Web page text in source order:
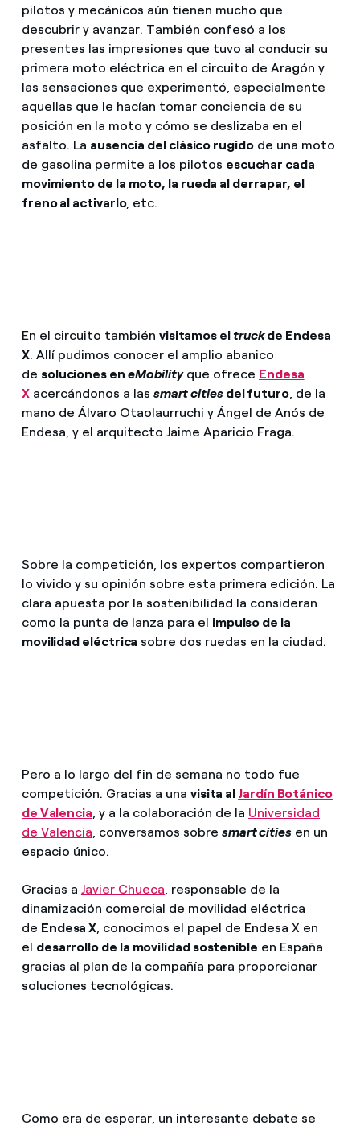
pilotos y mecánicos aún tienen mucho que
descubrir y avanzar. También confesó a los
presentes las impresiones que tuvo al conducir su
primera moto eléctrica en el circuito de Aragón y
las sensaciones que experimentó, especialmente
aquellas que le hacían tomar conciencia de su
posición en la moto y cómo se deslizaba en el
asfalto. La ausencia del clásico rugidode una moto
de gasolina permite a los pilotos escuchar cada
movimiento de la moto, la rueda al derrapar, el
freno al activarlo, etc.
En el circuito también visitamos el truckde Endesa
X. Allí pudimos conocer el amplio abanico
de soluciones en eMobilityque ofrece Endesa
Xacercándonos a las smart citiesdel futuro, de la
mano de Álvaro Otaolaurruchi y Ángel de Anós de
Endesa, y el arquitecto Jaime Aparicio Fraga.
Sobre la competición, los expertos compartieron
lo vivido y su opinión sobre esta primera edición. La
clara apuesta por la sostenibilidad la consideran
como la punta de lanza para el impulso de la
movilidad eléctrica sobre dos ruedas en la ciudad.
Pero a lo largo del fin de semana no todo fue
competición. Gracias a una visita al Jardín Botánico
de Valencia, y a la colaboración de la Universidad
de Valencia, conversamos sobre smart citiesen un
espacio único.
Gracias a Javier Chueca, responsable de la
dinamización comercial de movilidad eléctrica
de Endesa X, conocimos el papel de Endesa X en
el desarrollo de la movilidad sostenible en España
gracias al plan de la compañía para proporcionar
soluciones tecnológicas.
Como era de esperar, un interesante debate se